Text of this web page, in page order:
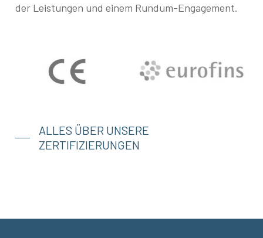
der Leistungen und einem Rundum-Engagement.
ALLES ÜBER UNSERE
ZERTIFIZIERUNGEN